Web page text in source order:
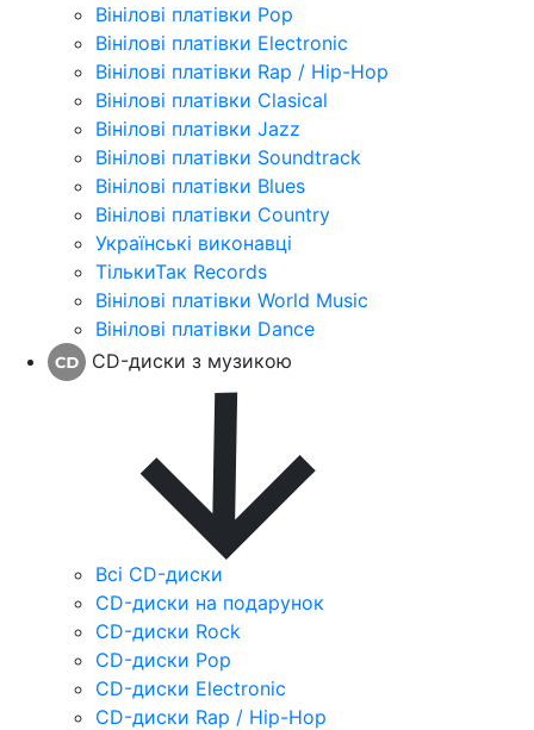
Вінілові платівки Pop
Вінілові платівки Electronic
Вінілові платівки Rap / Hip-Hop
Вінілові платівки Clasical
Вінілові платівки Jazz
Вінілові платівки Soundtrack
Вінілові платівки Blues
Вінілові платівки Country
Українські виконавці
ТількиТак Records
Вінілові платівки World Music
Вінілові платівки Dance
CD-диски з музикою
Всі CD-диски
CD-диски на подарунок
CD-диски Rock
CD-диски Pop
CD-диски Electronic
CD-диски Rap / Hip-Hop